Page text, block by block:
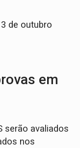
de outubro
em
serão avaliados
nos